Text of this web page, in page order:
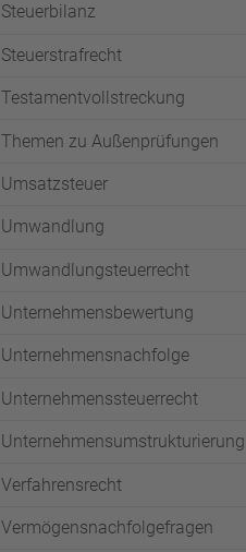
Steuerbilanz
Steuerstrafrecht
Testamentvollstreckung
Themen zu Außenprüfungen
Umsatzsteuer
Umwandlung
Umwandlungsteuerrecht
Unternehmensbewertung
Unternehmensnachfolge
Unternehmenssteuerrecht
Unternehmensumstrukturierung
Verfahrensrecht
Vermögensnachfolgefragen